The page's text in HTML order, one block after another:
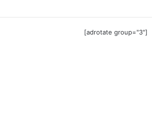
[adrotate group="3"]